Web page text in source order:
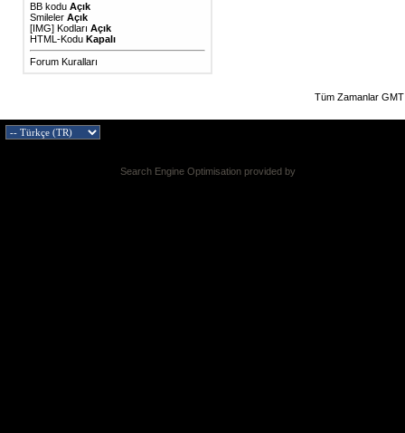
BB kodu Açık
Smileler Açık
[IMG] Kodları Açık
HTML-Kodu Kapalı
Forum Kuralları
Tüm Zamanlar
Search Engine Optimisation provided by